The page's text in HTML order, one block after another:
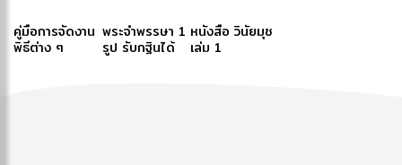
คู่มือการจัดงาน
พิธีต่าง ๆ
พระจำพรรษา 1
รูป รับกฐินได้
หนังสือ วินัยมุช
เล่ม 1